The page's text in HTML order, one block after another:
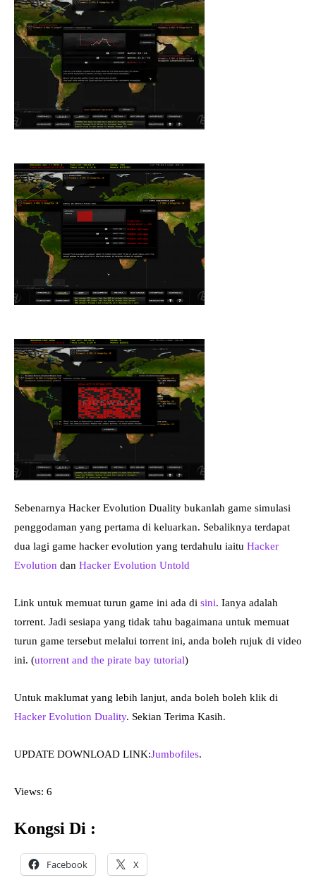
Sebenarnya Hacker Evolution Duality bukanlah game simulasi
penggodaman yang pertama di keluarkan. Sebaliknya terdapat
dua lagi game hacker evolution yang terdahulu iaitu Hacker
Evolution dan Hacker Evolution Untold
Link untuk memuat turun game ini ada di sini. Ianya adalah
torrent. Jadi sesiapa yang tidak tahu bagaimana untuk memuat
turun game tersebut melalui torrent ini, anda boleh rujuk di video
ini. (utorrent and the pirate bay tutorial)
Untuk maklumat yang lebih lanjut, anda boleh boleh klik di
Hacker Evolution Duality. Sekian Terima Kasih.
UPDATE DOWNLOAD LINK:Jumbofiles.
Views: 6
Kongsi Di :
Facebook X